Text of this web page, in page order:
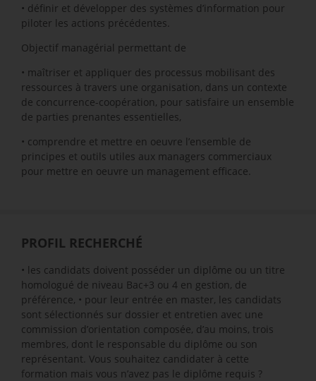
• définir et développer des systèmes d’information pour
piloter les actions précédentes.
Objectif managérial permettant de
• maîtriser et appliquer des processus mobilisant des
ressources à travers une organisation, dans un contexte
de concurrence-coopération, pour satisfaire un ensemble
de parties prenantes essentielles,
• comprendre et mettre en oeuvre l’ensemble de
principes et outils utiles aux managers commerciaux
pour mettre en oeuvre un management efficace.
PROFIL RECHERCHÉ
• les candidats doivent posséder un diplôme ou un titre
homologué de niveau Bac+3 ou 4 en gestion, de
préférence, • pour leur entrée en master, les candidats
sont sélectionnés sur dossier et entretien avec une
commission d’orientation composée, d’au moins, trois
membres, dont le responsable du diplôme ou son
représentant. Vous souhaitez candidater à cette
formation mais vous n’avez pas le diplôme requis ?